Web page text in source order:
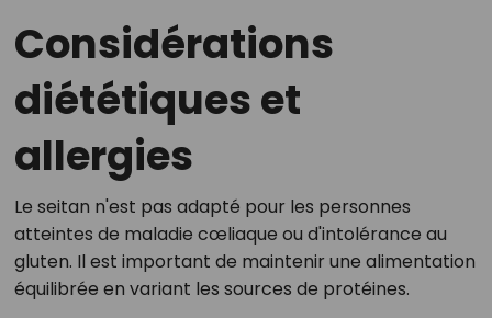
Considérations
diététiques et
allergies
Le seitan n'est pas adapté pour les personnes
atteintes de maladie cœliaque ou d'intolérance au
gluten. Il est important de maintenir une alimentation
équilibrée en variant les sources de protéines.